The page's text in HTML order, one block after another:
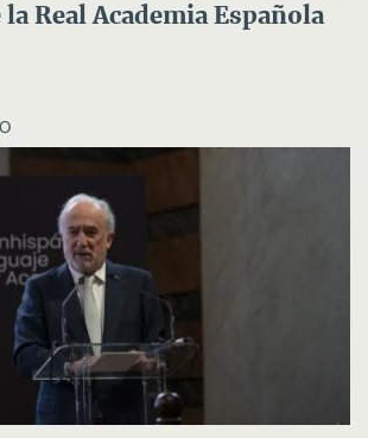
Real Academia Española